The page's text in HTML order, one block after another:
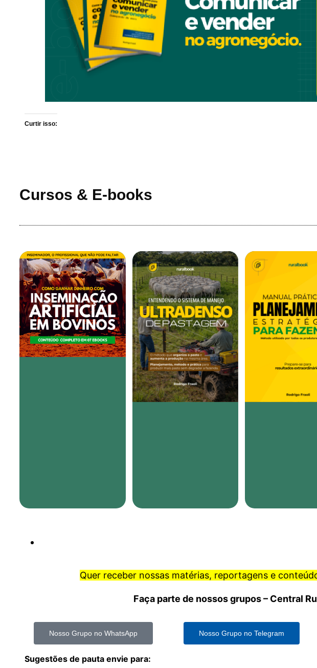
Curtir isso:
Cursos & E-books
Quer receber nossas matérias, reportagens e
Faça parte de nossos grupos – Central
Nosso Grupo no WhatsApp Nosso Grupo no Telegram
Sugestões de pauta envie para: